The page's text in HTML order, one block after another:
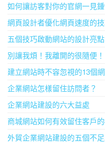
如何讓訪客對你的官網一見鍾
網頁設計者優化網頁速度的
五個技巧啟動網站的設計亮點
別讓我煩！我離開的很隨便！
建立網站時不容忽視的13個
企業網站怎樣留住訪問者？
企業網站建設的六大益處
商城網站如何有效留住客戶
外貿企業網站建設的五個不